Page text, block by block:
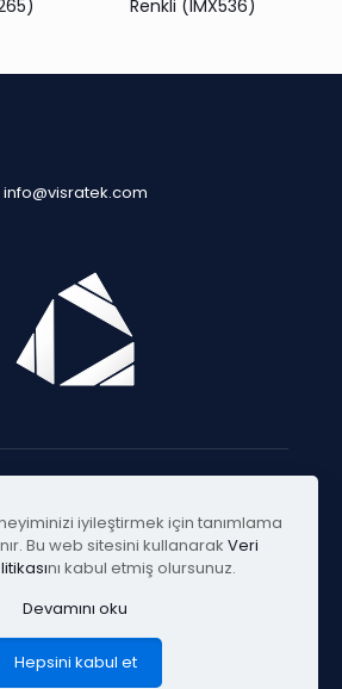
Renkli (IMX536)
info@visratek.com
© 2025 Visratekiyileştirmek için tanımlama
Bu web sitesini kullanarak Veri
nı kabul etmiş olursunuz.
Devamını oku
Hepsini kabul et